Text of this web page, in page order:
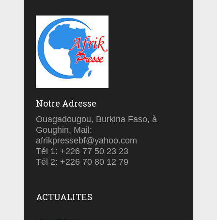
Notre Adresse
Ouagadougou, Burkina Faso, à
Goughin, Mail:
afrikpressebf@yahoo.com
Tél 1: +226 77 50 23 23
Tél 2: +226 70 80 12 79
ACTUALITES